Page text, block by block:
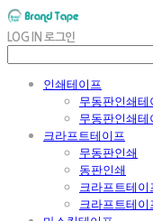
LOG IN 로그인
인쇄테이프
무동판인쇄
무동판인쇄
크라프트테이프
무동판인쇄
동판인쇄
크라프트테
크라프트테